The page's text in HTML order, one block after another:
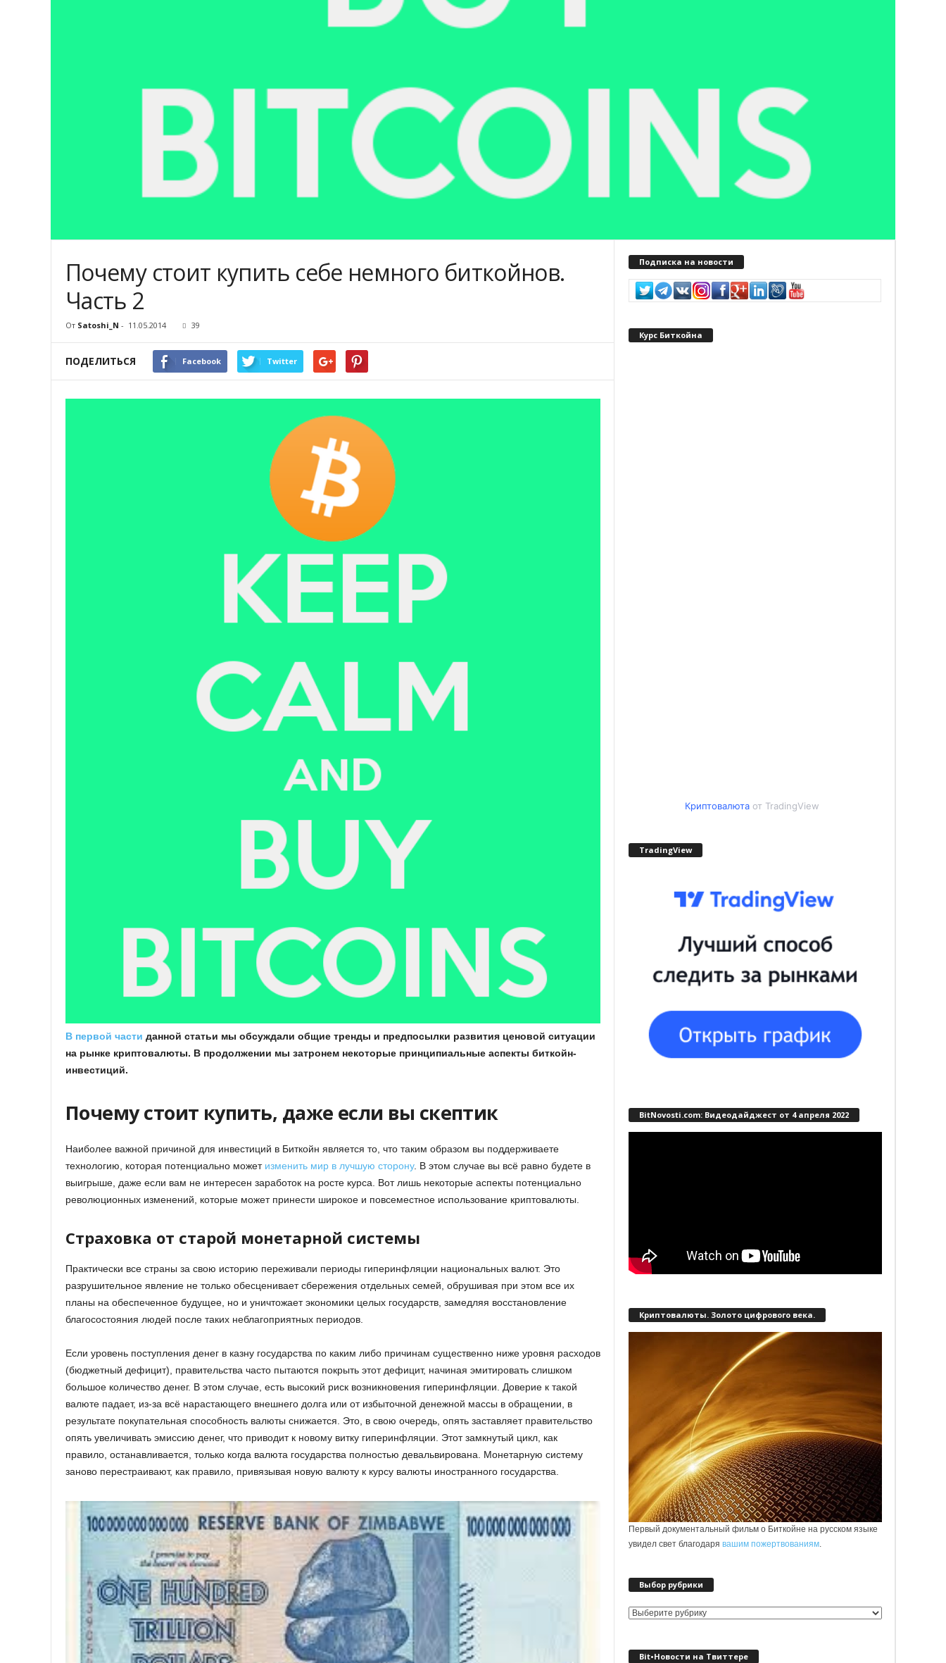
Почему стоит купить себе немного биткойнов.
Часть 2
От Satoshi_N - 11.05.2014 39
ПОДЕЛИТЬСЯ Facebook Twitter
В первой части данной статьи мы обсуждали общие тренды и предпосылки развития ценовой ситуации
на рынке криптовалюты. В продолжении мы затронем некоторые принципиальные аспекты биткойн-
инвестиций.
Почему стоит купить, даже если вы скептик
Наиболее важной причиной для инвестиций в Биткойн является то, что таким образом вы поддерживаете
технологию, которая потенциально может изменить мир в лучшую сторону. В этом случае вы всё равно будете в
выигрыше, даже если вам не интересен заработок на росте курса. Вот лишь некоторые аспекты потенциально
революционных изменений, которые может принести широкое и повсеместное использование криптовалюты.
Страховка от старой монетарной системы
Практически все страны за свою историю переживали периоды гиперинфляции национальных валют. Это
разрушительное явление не только обесценивает сбережения отдельных семей, обрушивая при этом все их
планы на обеспеченное будущее, но и уничтожает экономики целых государств, замедляя восстановление
благосостояния людей после таких неблагоприятных периодов.
Если уровень поступления денег в казну государства по каким либо причинам существенно ниже уровня расходов
(бюджетный дефицит), правительства часто пытаются покрыть этот дефицит, начиная эмитировать слишком
большое количество денег. В этом случае, есть высокий риск возникновения гиперинфляции. Доверие к такой
валюте падает, из-за всё нарастающего внешнего долга или от избыточной денежной массы в обращении, в
результате покупательная способность валюты снижается. Это, в свою очередь, опять заставляет правительство
опять увеличивать эмиссию денег, что приводит к новому витку гиперинфляции. Этот замкнутый цикл, как
правило, останавливается, только когда валюта государства полностью девальвирована. Монетарную систему
заново перестраивают, как правило, привязывая новую валюту к курсу валюты иностранного государства.
Подписка на новости
Курс Биткойна
Криптовалютаот TradingView
TradingView
BitNovosti.com: Видеодайджест от 4 апреля 2022
Криптовалюты. Золото цифрового века.
Первый документальный фильм о Биткойне на русском языке
увидел свет благодарявашим пожертвованиям.
Выбор рубрики
Выбор
Bit•Новости на Твиттере